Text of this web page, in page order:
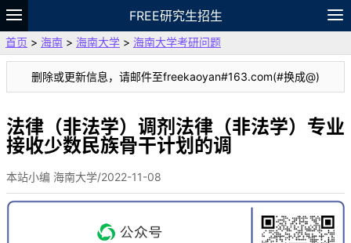
FREE研究生招生
题库
故事 专题 APP 笔记
VIP
资料
首页 > 海南 > 海南大学 > 海南大学考研问题
删除或更新信息，请邮件至freekaoyan#163.com(#换成@)
法律（非法学）调剂法律（非法学）专业
接收少数民族骨干计划的调
本站小编 海南大学/2022-11-08